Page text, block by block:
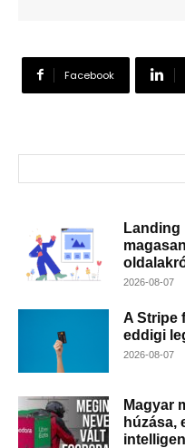
Facebook
Landing
2026-08-07
A Stripe
eddigi
2026-08-07
Magyar
húzása,